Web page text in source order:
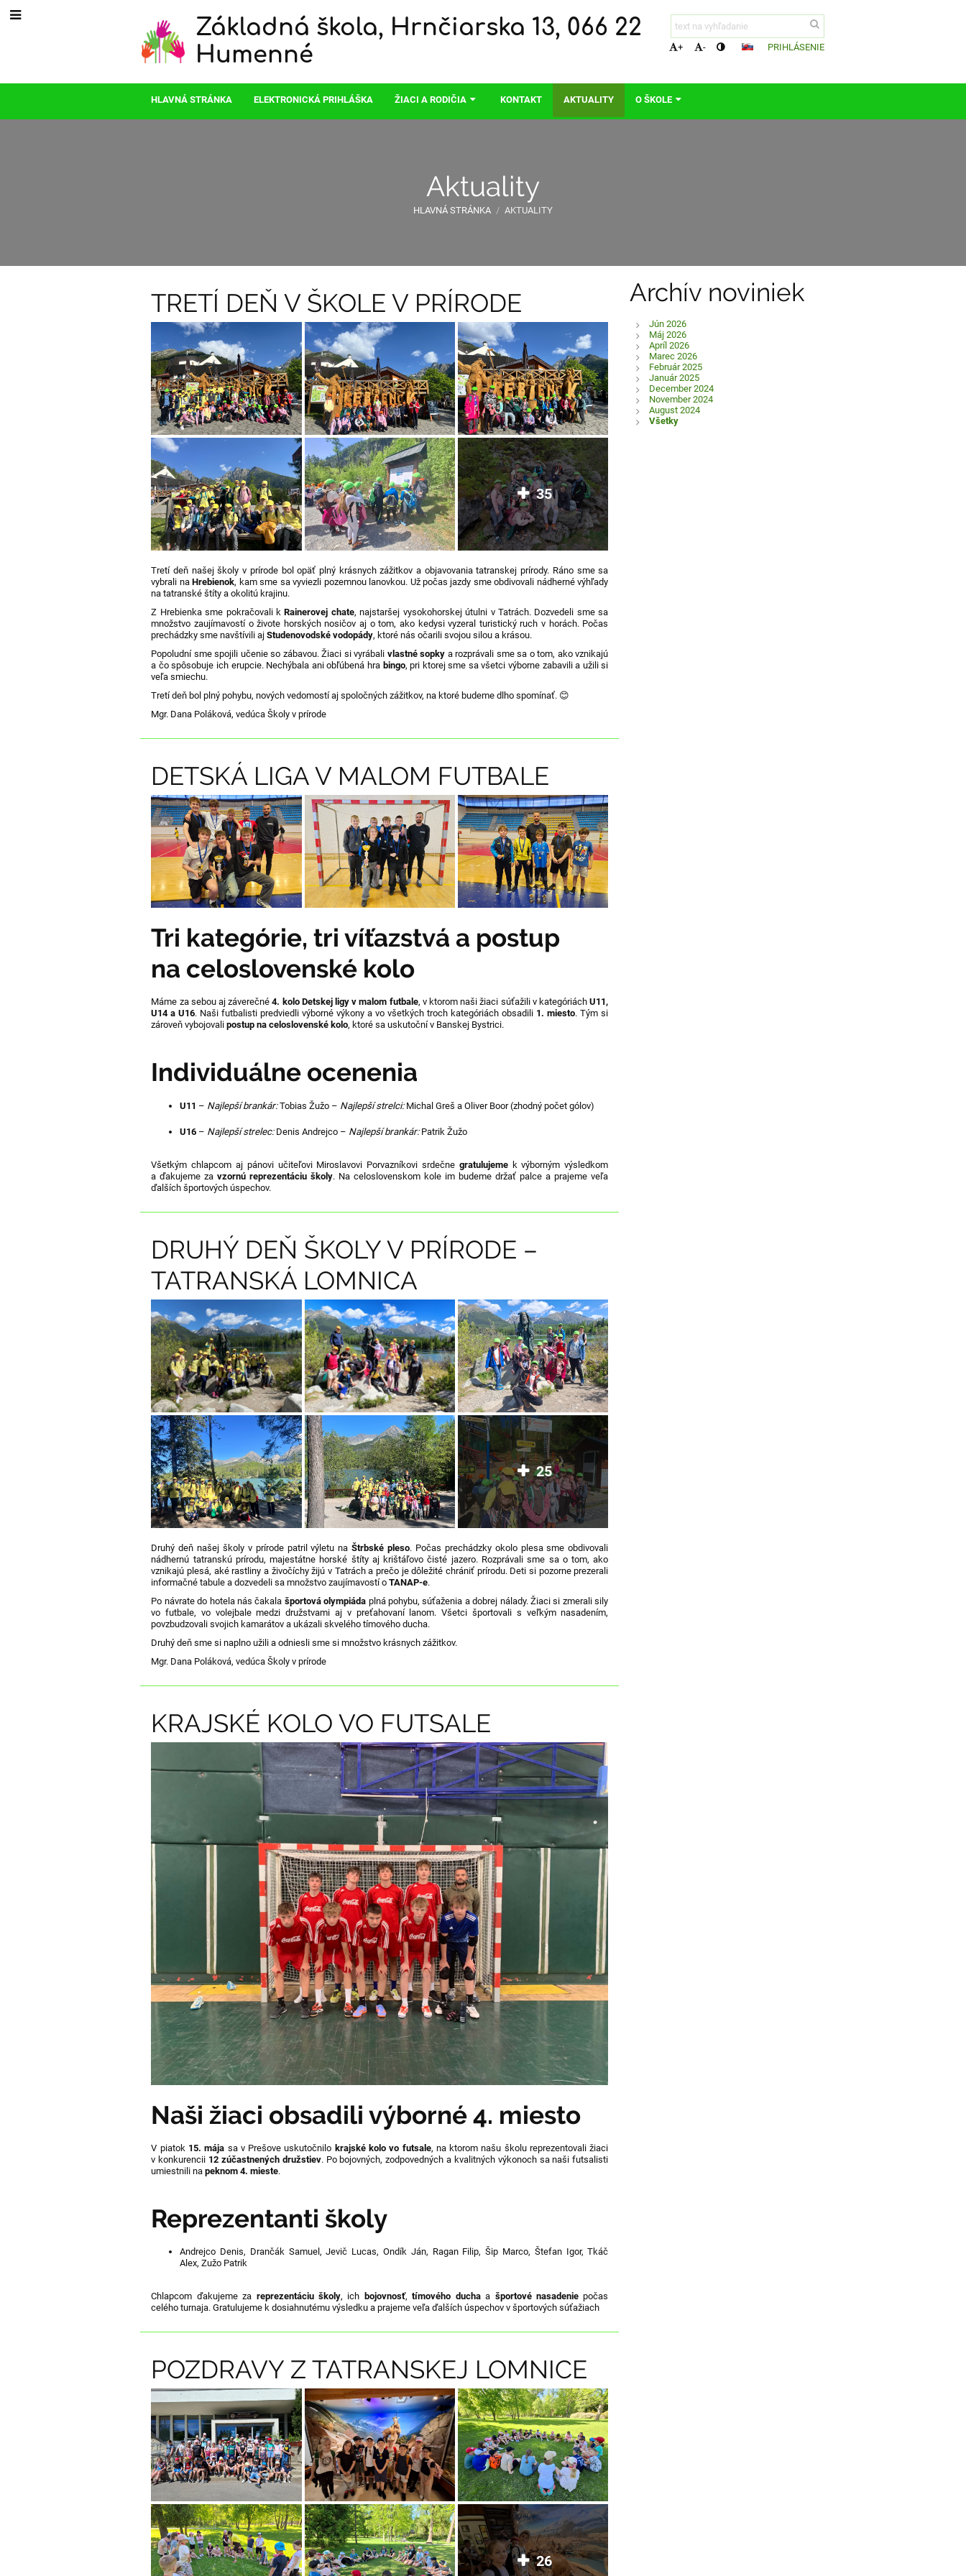
Základná škola, Hrnčiarska 13, 066 22
Humenné
+ - PRIHLÁSENIE
HLAVNÁ STRÁNKA ELEKTRONICKÁ PRIHLÁŠKA ŽIACI A RODIČIA KONTAKT AKTUALITY O ŠKOLE
Aktuality
HLAVNÁ STRÁNKA / AKTUALITY
Aktuality
TRETÍ DEŇ V ŠKOLE V PRÍRODE
35
Tretí deň našej školy v prírode bol opäť plný krásnych zážitkov a objavovania tatranskej prírody. Ráno sme sa
vybrali naHrebienok, kam sme sa vyviezli pozemnou lanovkou. Už počas jazdy sme obdivovali nádherné výhľady
na tatranské štíty a okolitú krajinu.
Z Hrebienka sme pokračovali kRainerovej chate, najstaršej vysokohorskej útulni v Tatrách. Dozvedeli sme sa
množstvo zaujímavostí o živote horských nosičov aj o tom, ako kedysi vyzeral turistický ruch v horách. Počas
prechádzky sme navštívili ajStudenovodské vodopády, ktoré nás očarili svojou silou a krásou.
Popoludní sme spojili učenie so zábavou. Žiaci si vyrábali vlastné sopky a rozprávali sme sa o tom, ako vznikajú
a čo spôsobuje ich erupcie. Nechýbala ani obľúbená hra bingo, pri ktorej sme sa všetci výborne zabavili a užili si
veľa smiechu.
Tretí deň bol plný pohybu, nových vedomostí aj spoločných zážitkov, na ktoré budeme dlho spomínať. 😊
Mgr. Dana Poláková, vedúca Školy v prírode
DETSKÁ LIGA V MALOM FUTBALE
Tri kategórie, tri víťazstvá a postup
na celoslovenské kolo
Máme za sebou aj záverečné4. kolo Detskej ligy v malom futbale, v ktorom naši žiaci súťažili v kategóriáchU11,
U14 a U16. Naši futbalisti predviedli výborné výkony a vo všetkých troch kategóriách obsadili 1. miesto. Tým si
zároveň vybojovalipostup na celoslovenské kolo, ktoré sa uskutoční v Banskej Bystrici.
Individuálne ocenenia
U11 – Najlepší brankár:Tobias Žužo – Najlepší strelci:Michal Greš a Oliver Boor (zhodný počet gólov)
U16 – Najlepší strelec:Denis Andrejco – Najlepší brankár:Patrik Žužo
Všetkým chlapcom aj pánovi učiteľovi Miroslavovi Porvazníkovi srdečne gratulujemek výborným výsledkom
a ďakujeme zavzornú reprezentáciu školy. Na celoslovenskom kole im budeme držať palce a prajeme veľa
ďalších športových úspechov.
DRUHÝ DEŇ ŠKOLY V PRÍRODE –
TATRANSKÁ LOMNICA
25
Druhý deň našej školy v prírode patril výletu naŠtrbské pleso. Počas prechádzky okolo plesa sme obdivovali
nádhernú tatranskú prírodu, majestátne horské štíty aj krištáľovo čisté jazero. Rozprávali sme sa o tom, ako
vznikajú plesá, aké rastliny a živočíchy žijú v Tatrách a prečo je dôležité chrániť prírodu. Deti si pozorne prezerali
informačné tabule a dozvedeli sa množstvo zaujímavostí oTANAP-e.
Po návrate do hotela nás čakala športová olympiáda plná pohybu, súťaženia a dobrej nálady. Žiaci si zmerali sily
vo futbale, vo volejbale medzi družstvami aj v preťahovaní lanom. Všetci športovali s veľkým nasadením,
povzbudzovali svojich kamarátov a ukázali skvelého tímového ducha.
Druhý deň sme si naplno užili a odniesli sme si množstvo krásnych zážitkov.
Mgr. Dana Poláková, vedúca Školy v prírode
KRAJSKÉ KOLO VO FUTSALE
Naši žiaci obsadili výborné 4. miesto
V piatok 15. mája sa v Prešove uskutočnilo krajské kolo vo futsale, na ktorom našu školu reprezentovali žiaci
v konkurencii 12 zúčastnených družstiev. Po bojovných, zodpovedných a kvalitných výkonoch sa naši futsalisti
umiestnili napeknom 4. mieste.
Reprezentanti školy
Andrejco Denis, Drančák Samuel,Jevič Lucas,Ondík Ján, Ragan Filip,Šip Marco, Štefan Igor,Tkáč
Alex,Zužo Patrik
Chlapcom ďakujeme za reprezentáciu školy, ich bojovnosť,tímového duchaa športové nasadeniepočas
celého turnaja. Gratulujeme k dosiahnutému výsledku a prajeme veľa ďalších úspechov v športových súťažiach
POZDRAVY Z TATRANSKEJ LOMNICE
26
Archív noviniek
Jún 2026
Máj 2026
Apríl 2026
Marec 2026
Február 2025
Január 2025
December 2024
November 2024
August 2024
Všetky